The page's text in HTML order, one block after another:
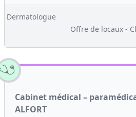
Dermatologue
Offre de locaux -
Cabinet médical –
ALFORT